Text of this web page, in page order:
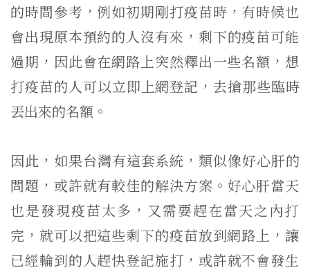
的時間參考， 例如初期剛打疫苗時，有時候也
會出現原本預約的人沒有來， 剩下的疫苗可能
過期，因此會在網路上突然釋出一些名額， 想
打疫苗的人可以立即上網登記，去搶那些臨時
丟出來的名額。
因此，如果台灣有這套系統，類似像好心肝的
問題， 或許就有較佳的解決方案。好心肝當天
也是發現疫苗太多， 又需要趕在當天之內打
完，就可以把這些剩下的疫苗放到網路上，讓
已經輪到的人趕快登記施打， 或許就不會發生